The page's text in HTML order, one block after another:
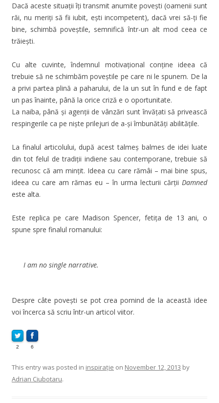
Dacă aceste situații îți transmit anumite povești (oamenii sunt
răi, nu meriți să fii iubit, ești incompetent), dacă vrei să-ți fie
bine, schimbă poveștile, semnifică într-un alt mod ceea ce
trăiești.
Cu alte cuvinte, îndemnul motivațional conține ideea că
trebuie să ne schimbăm poveștile pe care ni le spunem. De la
a privi partea plină a paharului, de la un sut în fund e de fapt
un pas înainte, până la orice criză e o oportunitate.
La naiba, până și agenții de vânzări sunt învățati să privească
respingerile ca pe niște prilejuri de a-și îmbunătăți abilitățile.
La finalul articolului, după acest talmeș balmes de idei luate
din tot felul de tradiții indiene sau contemporane, trebuie să
recunosc că am mințit. Ideea cu care rămâi – mai bine spus,
ideea cu care am rămas eu – în urma lecturii cărții Damned
este alta.
Este replica pe care Madison Spencer, fetița de 13 ani, o
spune spre finalul romanului:
I am no single narrative.
Despre câte povești se pot crea pornind de la această idee
voi încerca să scriu într-un articol viitor.
2 6
This entry was posted in inspirație on November 12, 2013 by
Adrian Ciubotaru.